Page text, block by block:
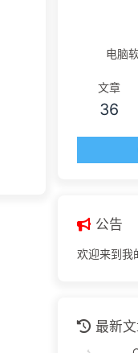
电脑
文章
36
公告
欢迎来到我
最新